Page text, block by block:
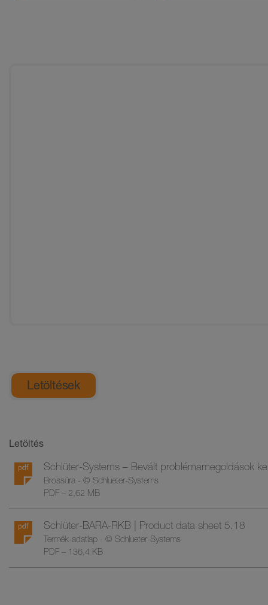
Általános termékinformációk
Letöltések
Letöltés
Schlüter-Systems – Bevált problémamegoldások
Brossúra - © Schlueter-Systems
PDF – 2,62 MB
Schlüter-BARA-RKB | Product data sheet 5.18
Termék-adatlap - © Schlueter-Systems
PDF – 136,4 KB